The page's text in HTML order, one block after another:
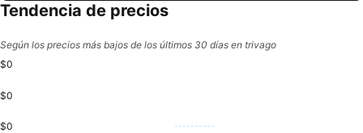
Tendencia de precios
Según los precios más bajos de los últimos 30 días en trivago
$0
$0
$0